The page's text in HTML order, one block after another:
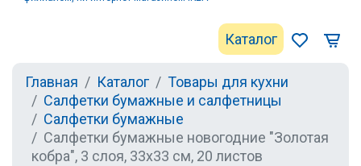
Каталог
Главная Каталог
Товары для кухни
Салфетки бумажные и салфетницы
Салфетки бумажные
Салфетки бумажные новогодние "Золотая
кобра", 3 слоя, 33x33 см, 20 листов